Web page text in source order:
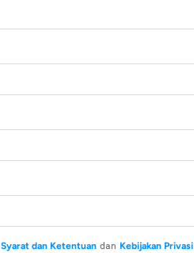
Syarat dan Ketentuan dan Kebijakan Privasi